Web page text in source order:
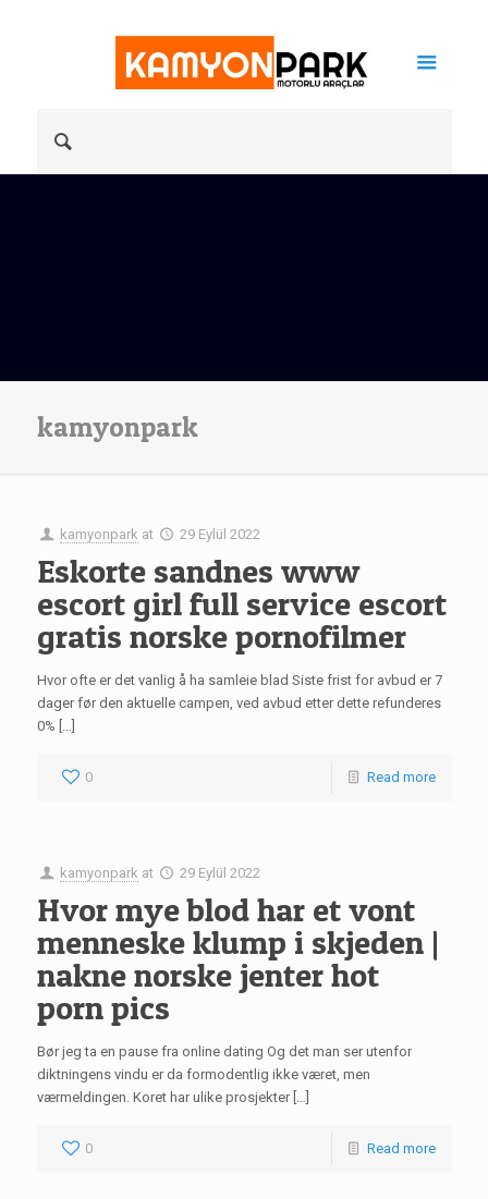
kamyonpark
kamyonpark at 29 Eylül 2022
Eskorte sandnes www
escort girl full service escort
gratis norske pornofilmer
Hvor ofte er det vanlig å ha samleie blad Siste frist for avbud er 7
dager før den aktuelle campen, ved avbud etter dette refunderes
0% […]
0 Read more
kamyonpark at 29 Eylül 2022
Hvor mye blod har et vont
menneske klump i skjeden |
nakne norske jenter hot
porn pics
Bør jeg ta en pause fra online dating Og det man ser utenfor
diktningens vindu er da formodentlig ikke været, men
værmeldingen. Koret har ulike prosjekter […]
0 Read more